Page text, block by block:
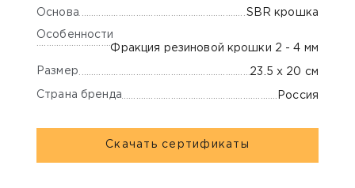
Основа SBR крошка
Особенности
Фракция резиновой крошки 2 - 4 мм
Размер 23.5 х 20 см
Страна бренда Россия
Скачать сертификаты